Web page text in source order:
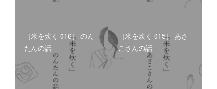
［米を炊く 016］ のん
たんの話
［米を炊く 015］ あさ
こさんの話